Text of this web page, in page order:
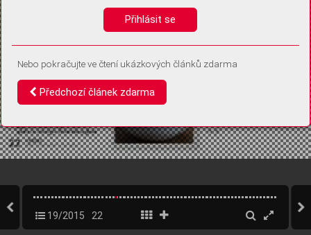
19/2015 22
Přihlásit se
Nebo pokračujte ve čtení ukázkových článků zdarma
Předchozí článek zdarma